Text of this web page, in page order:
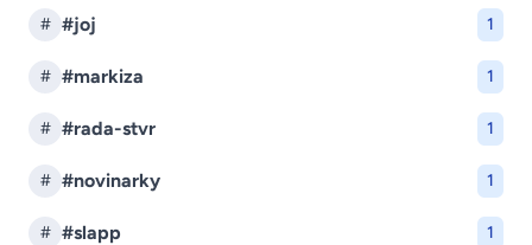
# #joj 1
# #markiza 1
# #rada-stvr 1
# #novinarky 1
# #slapp 1